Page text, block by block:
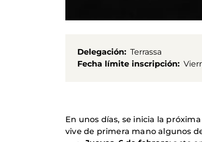
Delegación
Terrassa
Fecha límite inscripción
En unos días, se inicia la
vive de primera mano algunos